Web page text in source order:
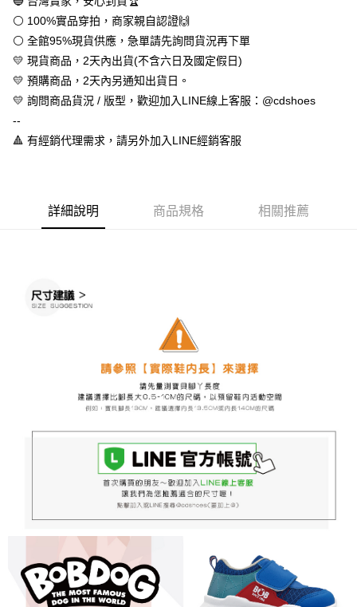
【關於「AFTEE先享後付」】
AFTEE先享後付是「在收到商品之後才付款」的支付方式。 讓您購物簡單
便利好安心！
１．簡單：不需註冊會員、不需綁卡、不需儲值。
２．便利：只要手機號碼，簡訊認證，即可結帳。
【「AFTEE先享後付」結帳流程】
１．於結帳方式選擇「AFTEE先享後付」後，將跳轉至「AFTEE先享後付」
結帳頁面，進行簡訊認證並確認金額後，即可完成結帳。
※ 請注意：結帳手續完成當下不需立刻繳費，但若您需要取消訂單，請聯絡
【注意事項】
１．透過由恩沛科技股份有限公司提供之「AFTEE先享後付」服務完成之交
易，需依本服務之必要範圍內提供個人資料，並將交易相關給付款項請求債
權轉讓予恩沛科技股份有限公司。
２．關於個人資料處理事宜，請瀏覽以下網址：
３．未成年的使用者請事先徵得法定代理人或監護人之同意方可使用
「AFTEE先享後付」，若未經同意申辦者引起之損失，本公司不負相關責
時審查核予不同之上限額度；若仍有額度不足之情形，本公司將視審查結果
請求用戶進行身份認證。
５．嚴禁一人註冊多個帳號或使用他人資訊註冊。若發現惡意使用之情形，
恩沛科技股份有限公司將有權停止該用戶之使用額度並採取法律行動。
全家取貨付款
每筆NT$60，滿NT$888(含以上)免運費
付款後全家取貨
每筆NT$60，滿NT$888(含以上)免運費
宅配
每筆NT$100，滿NT$999(含以上)免運費
⚪ 100%實品穿拍，商家親自認證🙌
⚪ 全館95%現貨供應，急單請先詢問貨況再下單
💛 現貨商品，2天內出貨(不含六日及國定假日)
💛 預購商品，2天內另通知出貨日。
💛 詢問商品貨況 / 版型，歡迎加入LINE線上客服：@cdshoes
--
🔺 有經銷代理需求，請另外加入LINE經銷客服
詳細說明 商品規格 相關推薦